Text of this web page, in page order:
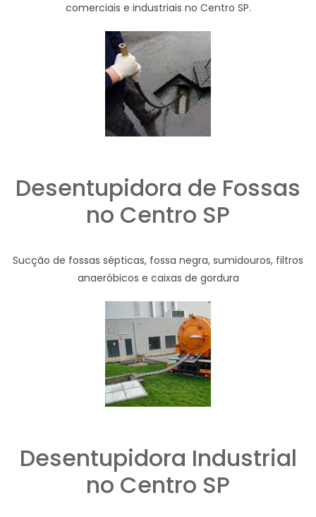
comerciais e industriais no Centro SP.
Desentupidora de Fossas
no Centro SP
Sucção de fossas sépticas, fossa negra, sumidouros, filtros
anaeróbicos e caixas de gordura
Desentupidora Industrial
no Centro SP